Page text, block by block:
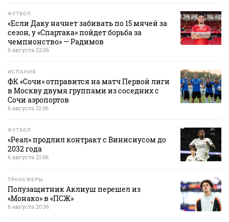
ФУТБОЛ
«Если Даку начнет забивать по 15 мячей за
сезон, у «Спартака» пойдет борьба за
чемпионство» — Радимов
6 августа 22:36
ИСПАНИЯ
ФК «Сочи» отправится на матч Первой лиги
в Москву двумя группами из соседних с
Сочи аэропортов
6 августа 21:06
ФУТБОЛ
«Реал» продлил контракт с Винисиусом до
2032 года
6 августа 21:06
ТРАНСФЕРЫ
Полузащитник Аклиуш перешел из
«Монако» в «ПСЖ»
6 августа 20:36